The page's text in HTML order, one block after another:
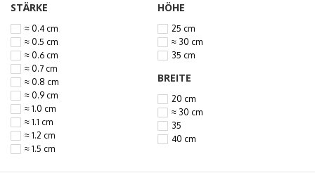
STÄRKE
≈ 0.4 cm
≈ 0.5 cm
≈ 0.6 cm
≈ 0.7 cm
≈ 0.8 cm
≈ 0.9 cm
≈ 1.0 cm
≈ 1.1 cm
≈ 1.2 cm
≈ 1.5 cm
HÖHE
25 cm
≈ 30 cm
35 cm
BREITE
20 cm
≈ 30 cm
35
40 cm